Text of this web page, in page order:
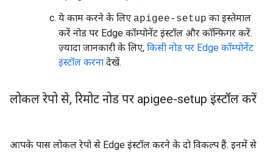
ये काम करने के लिए apigee-setup का इस्तेमाल
करें नोड पर Edge कॉम्पोनेंट इंस्टॉल और कॉन्फ़िगर करें.
ज़्यादा जानकारी के लिए, किसी नोड पर Edge कॉम्पोनेंट
इंस्टॉल करना देखें.
लोकल रेपो से, रिमोट नोड पर apigee-setup इंस्टॉल करें
आपके पास लोकल रेपो से Edge इंस्टॉल करने के दो विकल्प हैं. इनमें से